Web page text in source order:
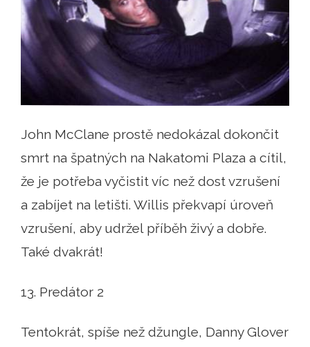
John McClane prostě nedokázal dokončit
smrt na špatných na Nakatomi Plaza a cítil,
že je potřeba vyčistit víc než dost vzrušení
a zabíjet na letišti. Willis překvapí úroveň
vzrušení, aby udržel příběh živý a dobře.
Také dvakrát!
13. Predátor 2
Tentokrát, spíše než džungle, Danny Glover